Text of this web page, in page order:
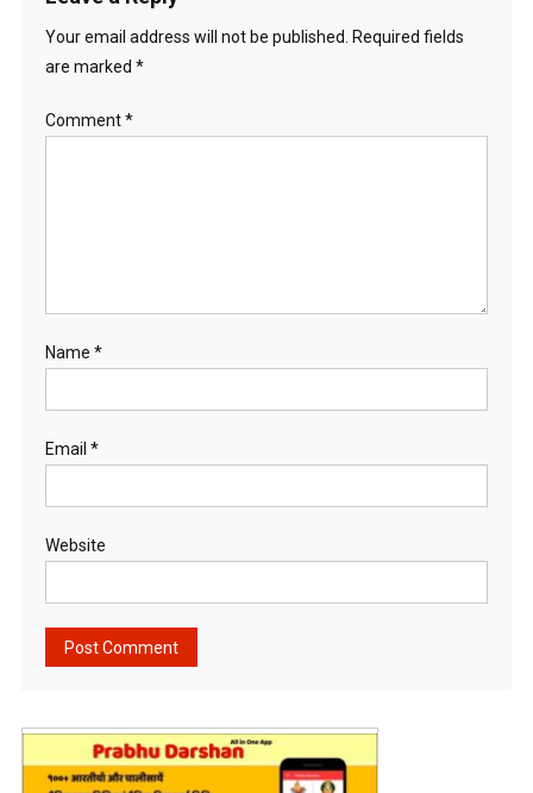
Your email address will not be published.
Required fields
are marked *
Comment*
Name *
Email *
Website